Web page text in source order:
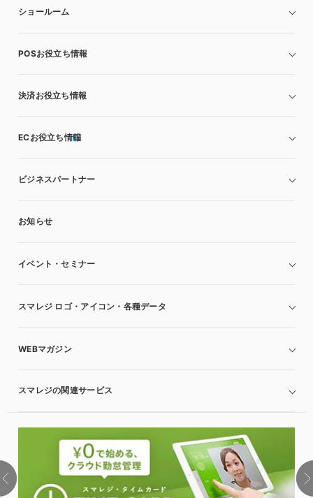
ショールーム
POSお役立ち情報
決済お役立ち情報
ECお役立ち情報
ビジネスパートナー
お知らせ
イベント・セミナー
スマレジ ロゴ・アイコン・各種データ
WEBマガジン
スマレジの関連サービス